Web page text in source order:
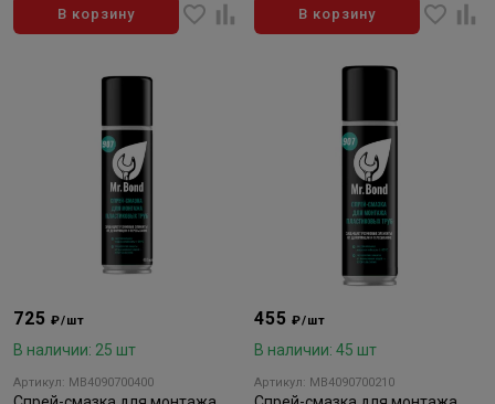
В корзину В корзину
725₽/шт
В наличии: 25 шт
Артикул: MB4090700400
455₽/шт
В наличии: 45 шт
Артикул: MB4090700210